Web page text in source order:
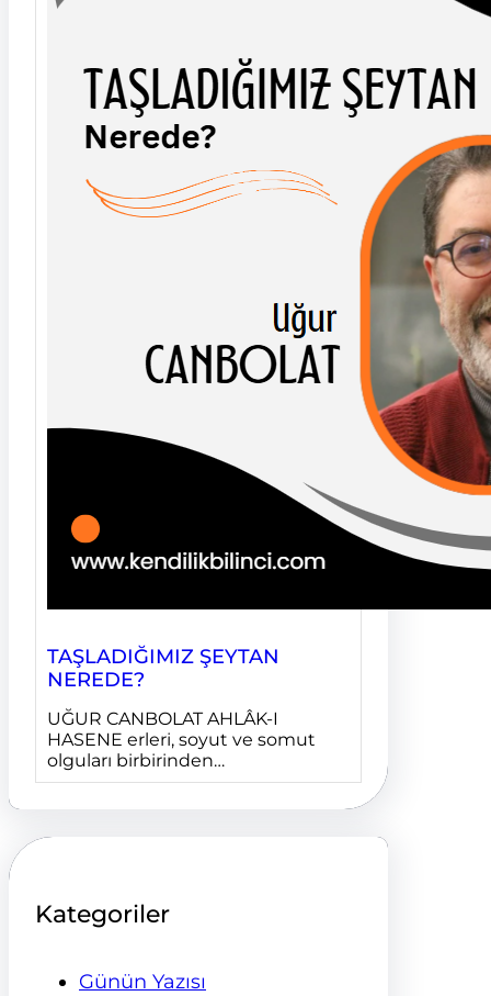
TAŞLADIĞIMIZ ŞEYTAN
NEREDE?
UĞUR CANBOLAT AHLÂK-I
HASENE erleri, soyut ve somut
olguları birbirinden…
Kategoriler
Günün Yazısı